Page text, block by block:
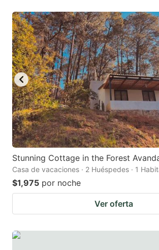
Stunning Cottage in the Forest
Casa de vacaciones · 2 Huéspedes · 1
$1,975 por noche
Ver oferta